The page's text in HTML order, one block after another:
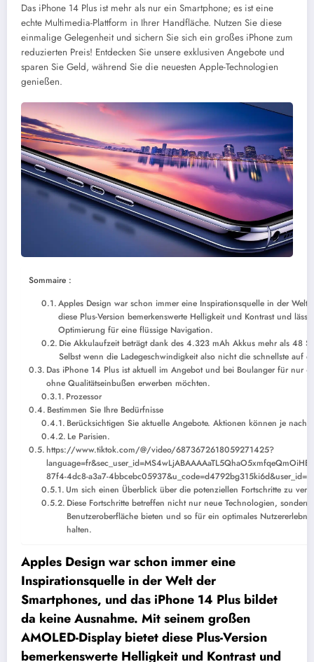
Das iPhone 14 Plus ist mehr als nur ein Smartphone; es ist eine
echte Multimedia-Plattform in Ihrer Handfläche. Nutzen Sie diese
einmalige Gelegenheit und sichern Sie sich ein großes iPhone zum
reduzierten Preis! Entdecken Sie unsere exklusiven Angebote und
sparen Sie Geld, während Sie die neuesten Apple-Technologien
genießen.
Sommaire :
Apples Design war schon immer eine Inspirationsquelle in der
diese Plus-Version bemerkenswerte Helligkeit und Kontrast und
Optimierung für eine flüssige Navigation.
Die Akkulaufzeit beträgt dank des 4.323 mAh Akkus mehr als 48
Selbst wenn die Ladegeschwindigkeit also nicht die schnellste auf
Das iPhone 14 Plus ist aktuell im Angebot und bei Boulanger für nur
ohne Qualitätseinbußen erwerben möchten.
Prozessor
Bestimmen Sie Ihre Bedürfnisse
Berücksichtigen Sie aktuelle Angebote. Aktionen können je nach
Le Parisien.
https://www.tiktok.com/@/video/6873672618059271425?
87f4-4dc8-a3a7-
Um sich einen Überblick über die potenziellen Fortschritte zu
Diese Fortschritte betreffen nicht nur neue Technologien,
Benutzeroberfläche bieten und so für ein optimales
halten.
Apples Design war schon immer eine
Inspirationsquelle in der Welt der
Smartphones, und das iPhone 14 Plus bildet
da keine Ausnahme. Mit seinem großen
AMOLED-Display bietet diese Plus-Version
bemerkenswerte Helligkeit und Kontrast und